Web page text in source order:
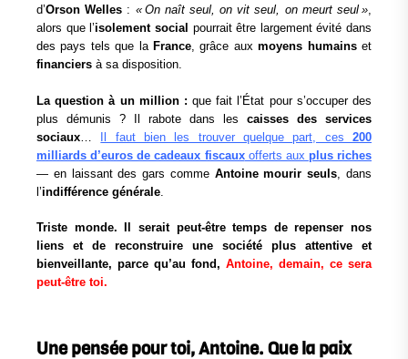
d’Orson Welles : « On naît seul, on vit seul, on meurt seul »,
alors que l’isolement social pourrait être largement évité dans
des pays tels que la France, grâce auxmoyens humainset
financiers à sa disposition.
La question à un million : que fait l’État pour s’occuper des
plus démunis ? Il rabote dans les caisses des services
sociaux
Il faut bien les trouver quelque part, ces200
milliards d’euros de cadeaux fiscauxofferts aux plus riches
— en laissant des gars comme Antoine mourir seuls , dans
l’indifférence générale
Triste monde. Il serait peut-être temps de repenser nos
liens et de reconstruire une société plus attentive et
bienveillante, parce qu’au fond, Antoine, demain, ce sera
peut-être toi.
Une pensée pour toi, Antoine. Que la paix